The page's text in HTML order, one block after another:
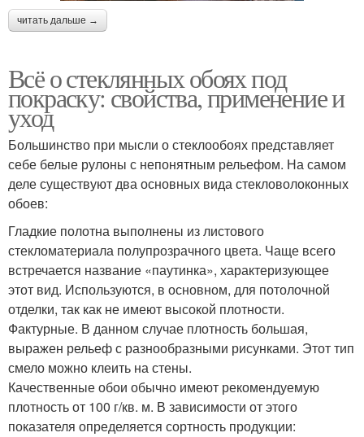
читать дальше →
Всё о стеклянных обоях под
покраску: свойства, применение и
уход
Большинство при мысли о стеклообоях представляет
себе белые рулоны с непонятным рельефом. На самом
деле существуют два основных вида стекловолоконных
обоев:
Гладкие полотна выполнены из листового
стекломатериала полупрозрачного цвета. Чаще всего
встречается название «паутинка», характеризующее
этот вид. Используются, в основном, для потолочной
отделки, так как не имеют высокой плотности.
Фактурные. В данном случае плотность большая,
выражен рельеф с разнообразными рисунками. Этот тип
смело можно клеить на стены.
Качественные обои обычно имеют рекомендуемую
плотность от 100 г/кв. м. В зависимости от этого
показателя определяется сортность продукции: